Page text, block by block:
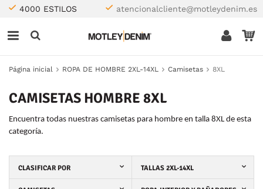
4000 ESTILOS atencionalcliente@motleydenim.es
Página inicial ROPA DE HOMBRE 2XL-14XL Camisetas 8XL
CAMISETAS HOMBRE 8XL
Encuentra todas nuestras camisetas para hombre en talla 8XL de esta
categoría.
CLASIFICAR POR TALLAS 2XL-14XL